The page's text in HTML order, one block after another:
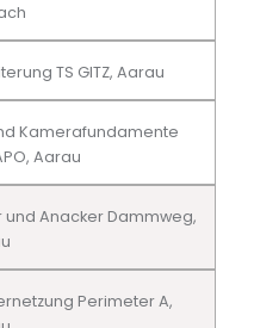
TS GITZ, Aarau
Kamerafundamente
Aarau
und Anacker Dammweg,
Perimeter A,